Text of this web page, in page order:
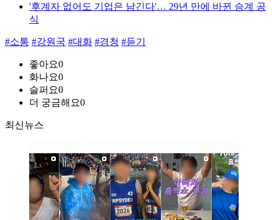
'후계자 없어도 기업은 남긴다'… 29년 만에 바뀐 승계 공
식
#소통 #강원국 #대화 #경청 #듣기
좋아요0
화나요0
슬퍼요0
더 궁금해요0
최신뉴스